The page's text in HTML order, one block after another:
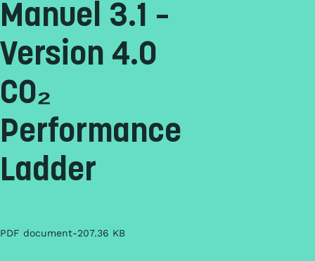
Manuel 3.1 –
Version 4.0
CO₂
Performance
Ladder
PDF document 207.36 KB